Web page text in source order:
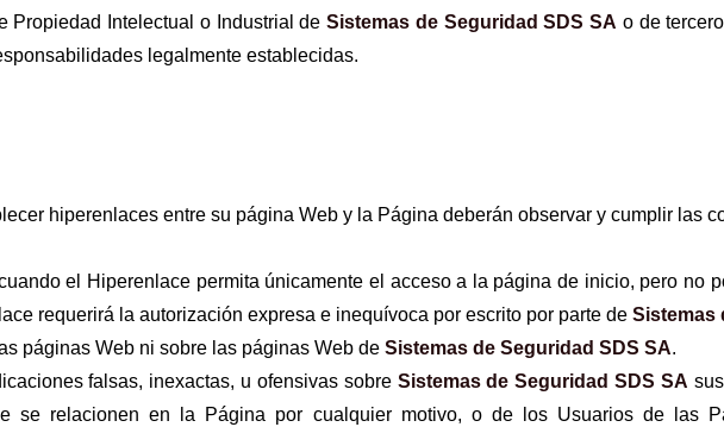
Propiedad Intelectual o Industrial de Sistemas de Seguridad SDS SA o de
legalmente establecidas.
hiperenlaces entre su página Web y la Página deberán observar y cumplir las
el Hiperenlace permita únicamente el acceso a la página de inicio, pero no
requerirá la autorización expresa e inequívoca por escrito por parte de Sistemas
páginas Web ni sobre las páginas Web de Sistemas de Seguridad SDS SA.
falsas, inexactas, u ofensivas sobre Sistemas de Seguridad SDS SA
se relacionen en la Página por cualquier motivo, o de los Usuarios de las